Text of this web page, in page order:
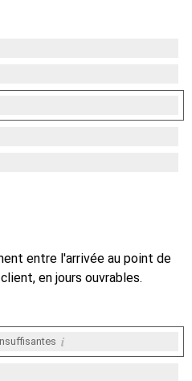
entre l'arrivée au point de
en jours ouvrables.
i